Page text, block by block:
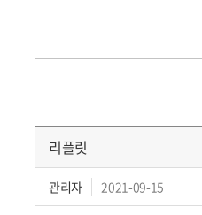
리플릿
관리자 2021-09-15